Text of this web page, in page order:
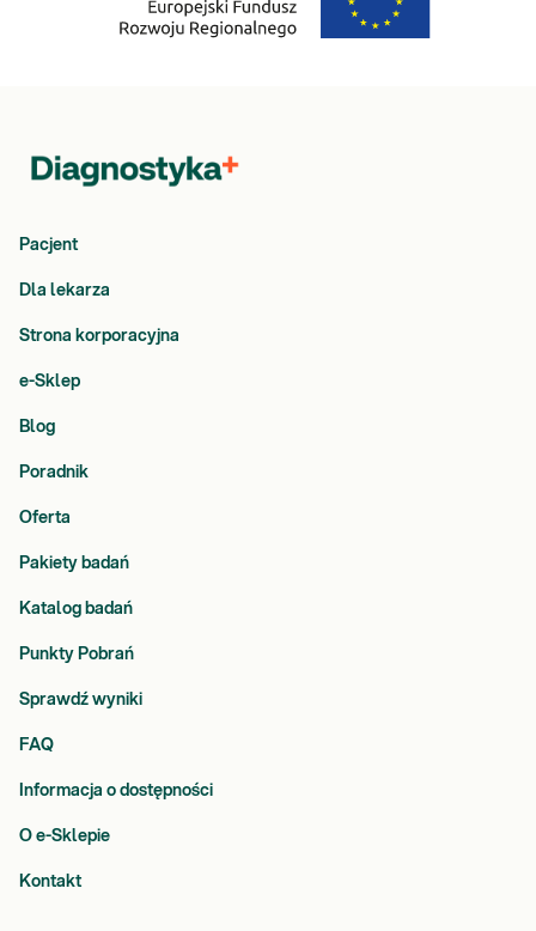
Pacjent
Dla lekarza
Strona korporacyjna
e-Sklep
Blog
Poradnik
Oferta
Pakiety badań
Katalog badań
Punkty Pobrań
Sprawdź wyniki
FAQ
Informacja o dostępności
O e-Sklepie
Kontakt